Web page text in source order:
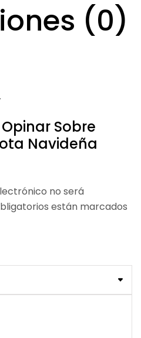
(0)
Opinar Sobre
Navideña
no será
están marcados